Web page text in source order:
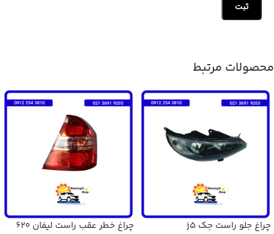
محصولات مرتبط
چراغ جلو راست جک j5 چراغ خطر عقب راست لیفان 620